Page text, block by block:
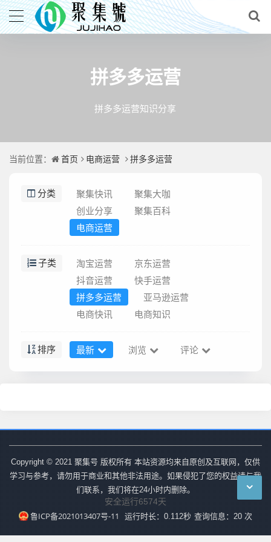
拼多多运营
拼多多运营知识分享
当前位置： 首页 电商运营 拼多多运营
分类 聚集快讯
聚集大咖
创业分享
聚集百科
电商运营
子类 淘宝运营
京东运营
抖音运营
快手运营
拼多多运营
亚马逊运营
电商快讯
电商知识
排序 最新 浏览 评论
Copyright © 2021 聚集号 版权所有 本站资源均来自原创及互联网，仅供
学习与参考，请勿用于商业和其他非法用途。如果侵犯了您的权益请与我
们联系，我们将在24小时内删除。
安全运行6574天
鲁ICP备2021013407号-11 运行时长：0.112秒 查询信息：20 次